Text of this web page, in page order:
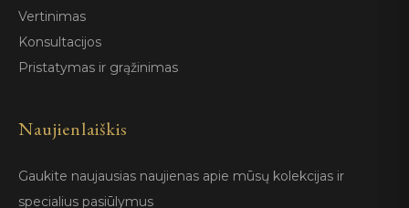
Vertinimas
Konsultacijos
Pristatymas ir grąžinimas
Naujienlaiškis
Gaukite naujausias naujienas apie mūsų kolekcijas ir
specialius pasiūlymus